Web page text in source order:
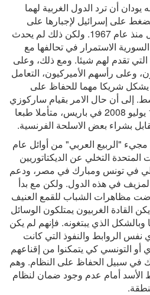
يودان أن ترد الدول الغربية لهما
على إسرائيل لإجبارها على
إعادة الجولان السوري المحتل منذ عام 1967. ولكن ذلك لم يحدث
الاستمرار في تحالفها مع
التي تقدم لهم شيئا. ومع ذلك، وعلى
وعلى رأسهم الأميركيون، التعامل
يشكل شريكا مهما للحفاظ على
إلى أن حال الامر بقيام ساركوزي
بدعو الأسد لحضور احتفال 14 يوليو 2008 في باريس، متأملا طبعا
بشراء بعض الاسلحة الفرنسية.
"الربيع العربي" من أوائل عام
المتحدة التخلي عن الديكتاتوريين
علي في تونس ومبارك في مصر، ودعم
في هذه الدول. ولكن مع بدأ
مظاهرات الشباب للقمع العنيف
القادة الغربيون يمتلكون الوسائل
الذي يبتغونه. فإنهم لم يكن
الروابط والنفوذ التي كانت
التونسي كي يتمكنوا من إقناعهم
في سبيل الحفاظ على النظام. وهم
الأسد أمام عدم وجود ضمان لنظام